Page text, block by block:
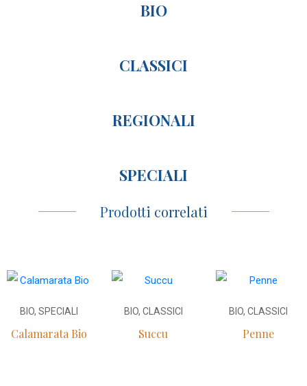
BIO
CLASSICI
REGIONALI
SPECIALI
Prodotti correlati
BIO, SPECIALI
Calamarata Bio
BIO, CLASSICI
Succu
BIO, CLASSICI
Penne